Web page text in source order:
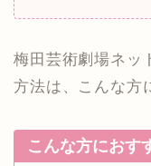
梅田芸術劇場ネッ
方法は、こんな方
こんな方におす